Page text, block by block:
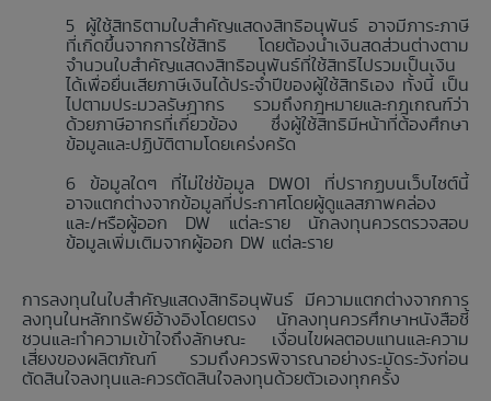
ผู้ใช้สิทธิตามใบสำคัญแสดงสิทธิอนุพันธ์ อาจมีภาระภาษี
ที่เกิดขึ้นจากการใช้สิทธิ โดยต้องนำเงินสดส่วนต่างตาม
จำนวนใบสำคัญแสดงสิทธิอนุพันธ์ที่ใช้สิทธิไปรวมเป็นเงิน
ได้เพื่อยื่นเสียภาษีเงินได้ประจำปีของผู้ใช้สิทธิเอง ทั้งนี้ เป็น
ไปตามประมวลรัษฎากร รวมถึงกฎหมายและกฎเกณฑ์ว่า
ด้วยภาษีอากรที่เกี่ยวข้อง ซึ่งผู้ใช้สิทธิมีหน้าที่ต้องศึกษา
ข้อมูลและปฏิบัติตามโดยเคร่งครัด
ข้อมูลใดๆ ที่ไม่ใช่ข้อมูล DW01 ที่ปรากฏบนเว็บไซต์นี้
อาจแตกต่างจากข้อมูลที่ประกาศโดยผู้ดูแลสภาพคล่อง
และ/หรือผู้ออก DW แต่ละราย นักลงทุนควรตรวจสอบ
ข้อมูลเพิ่มเติมจากผู้ออก DW แต่ละราย
การลงทุนในใบสำคัญแสดงสิทธิอนุพันธ์ มีความแตกต่างจากการ
ลงทุนในหลักทรัพย์อ้างอิงโดยตรง นักลงทุนควรศึกษาหนังสือชี้
ชวนและทำความเข้าใจถึงลักษณะ เงื่อนไขผลตอบแทนและความ
เสี่ยงของผลิตภัณฑ์ รวมถึงควรพิจารณาอย่างระมัดระวังก่อน
ตัดสินใจลงทุนและควรตัดสินใจลงทุนด้วยตัวเองทุกครั้ง